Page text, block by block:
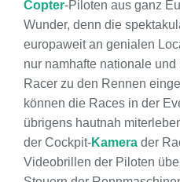
Copter-Piloten aus ganz
Wunder, denn die
europaweit an genialen
nur namhafte nationale
Racer zu den Rennen
können die Races in der
übrigens hautnah
der Cockpit-Kamera der
Videobrillen der Piloten